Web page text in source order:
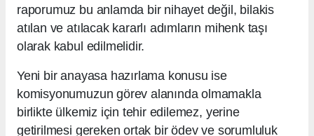
raporumuz bu anlamda bir nihayet değil, bilakis
atılan ve atılacak kararlı adımların mihenk taşı
olarak kabul edilmelidir.
Yeni bir anayasa hazırlama konusu ise
komisyonumuzun görev alanında olmamakla
birlikte ülkemiz için tehir edilemez, yerine
getirilmesi gereken ortak bir ödev ve sorumluluk